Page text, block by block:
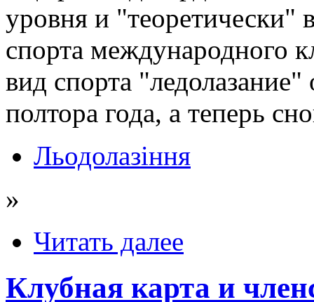
уровня и "теоретически"
спорта международного
вид спорта
полтора года, а теперь
Льодолазіння
»
Читать далее
Клубная карта и